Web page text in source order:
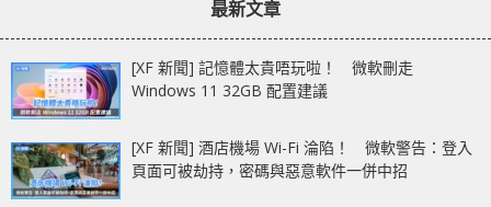
最新文章
[XF 新聞] 記憶體太貴唔玩啦！ 微軟刪走
Windows 11 32GB 配置建議
[XF 新聞] 酒店機場 Wi-Fi 淪陷！ 微軟警告：登入
頁面可被劫持，密碼與惡意軟件一併中招